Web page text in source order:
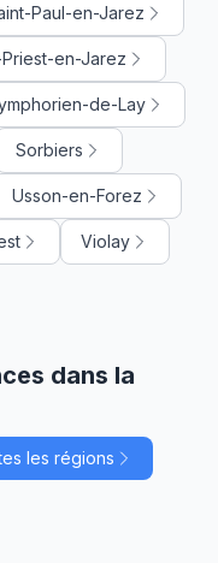
Paul-en-Jarez
en-Jarez
de-Lay
Sorbiers
Usson-en-Forez
Violay
dans la
les régions